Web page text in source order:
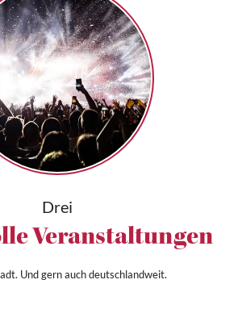
Drei
Veranstaltungen
Und gern auch deutschlandweit.